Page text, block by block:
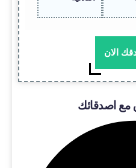
الان
مع اصدقائك